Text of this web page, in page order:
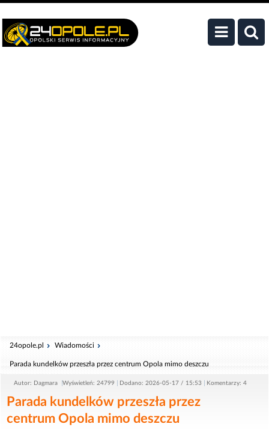
24opole.pl Wiadomości
Parada kundelków przeszła przez centrum Opola mimo deszczu
Autor: Dagmara Wyświetleń: 24799 Dodano: 2026-05-17 / 15:53 Komentarzy: 4
Parada kundelków przeszła przez
centrum Opola mimo deszczu